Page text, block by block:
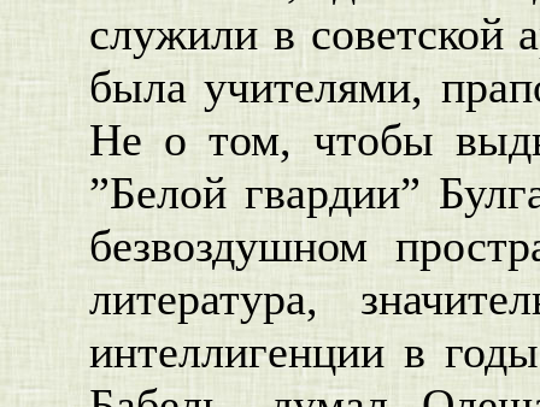
служили в советской
была учителями,
Не о том, чтобы
”Белой гвардии”
безвоздушном
литература,
интеллигенции в